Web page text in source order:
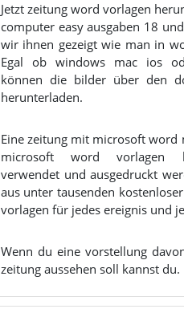
Jetzt zeitung word vorlagen
computer easy ausgaben 18
wir ihnen gezeigt wie man in
Egal ob windows mac ios
können die bilder über den
herunterladen.
Eine zeitung mit microsoft word
microsoft word vorlagen
verwendet und ausgedruckt werden.
aus unter tausenden
vorlagen für jedes ereignis und
Wenn du eine vorstellung
zeitung aussehen soll kannst du.